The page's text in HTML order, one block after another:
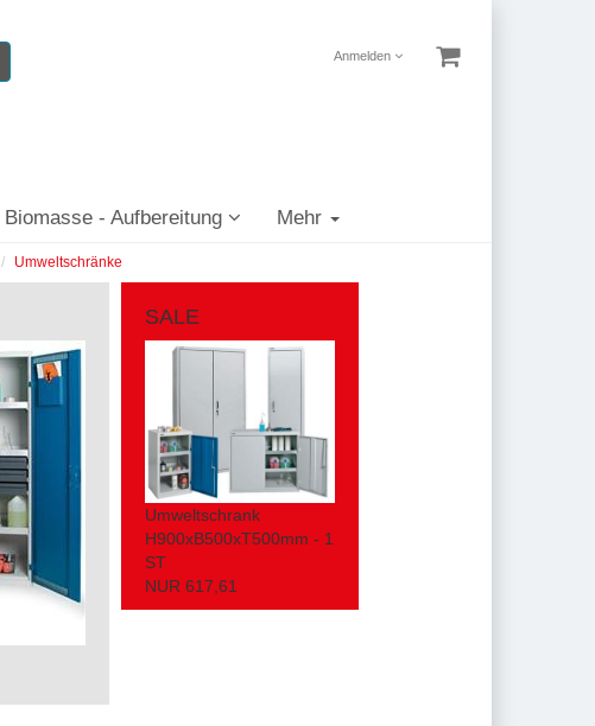
Anmelden
Biomasse - Aufbereitung Mehr
Umweltschränke
SALE
Umweltschrank
H900xB500xT500mm - 1
ST
NUR 617,61